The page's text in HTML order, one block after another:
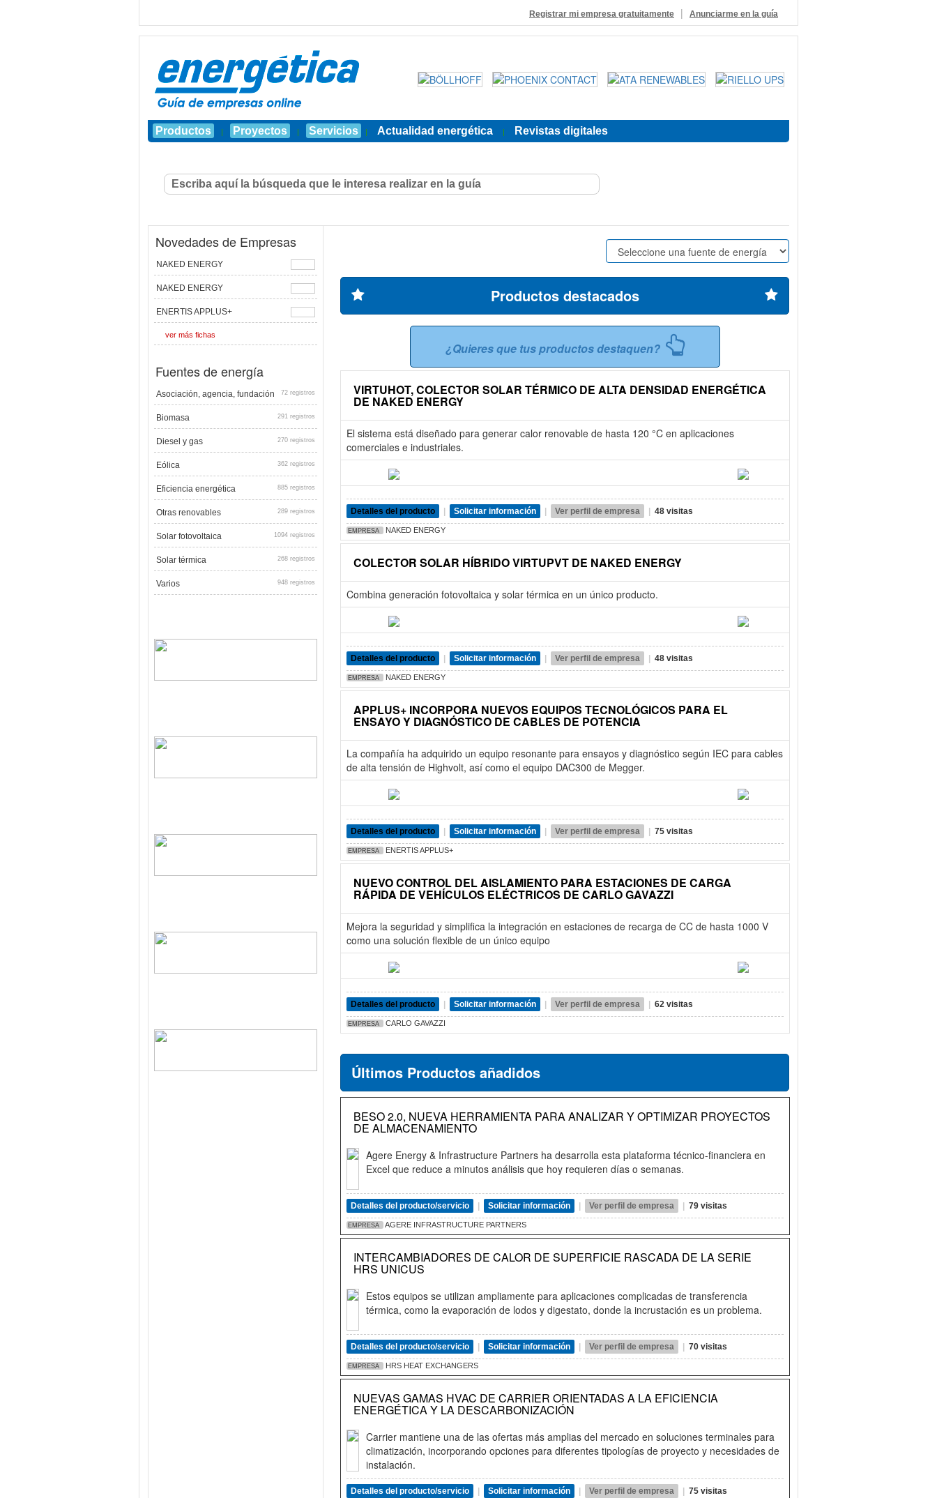
Registrar mi empresa gratuitamente | Anunciarme en la guía
Productos | Proyectos | Servicios | Actualidad energética | Revistas digitales
Novedades de Empresas
NAKED ENERGY
NAKED ENERGY
ENERTIS APPLUS+
ver más fichas
Fuentes de energía
Asociación, agencia, fundación 72 registros
Biomasa 291 registros
Diesel y gas 270 registros
Eólica 362 registros
Eficiencia energética 885 registros
Otras renovables 289 registros
Solar fotovoltaica 1094 registros
Solar térmica 268 registros
Varios 948 registros
Productos destacados
¿Quieres que tus productos destaquen?
VIRTUHOT, COLECTOR SOLAR TÉRMICO DE ALTA DENSIDAD ENERGÉTICA
DE NAKED ENERGY
El sistema está diseñado para generar calor renovable de hasta 120 °C en aplicaciones
comerciales e industriales.
Detalles del producto Solicitar información Ver perfil de empresa 48 visitas
EMPRESA NAKED ENERGY
COLECTOR SOLAR HÍBRIDO VIRTUPVT DE NAKED ENERGY
Combina generación fotovoltaica y solar térmica en un único producto.
Detalles del producto Solicitar información Ver perfil de empresa 48 visitas
EMPRESA NAKED ENERGY
APPLUS+ INCORPORA NUEVOS EQUIPOS TECNOLÓGICOS PARA EL
ENSAYO Y DIAGNÓSTICO DE CABLES DE POTENCIA
La compañía ha adquirido un equipo resonante para ensayos y diagnóstico según IEC para cables
de alta tensión de Highvolt, así como el equipo DAC300 de Megger.
Detalles del producto Solicitar información Ver perfil de empresa 75 visitas
EMPRESA ENERTIS APPLUS+
NUEVO CONTROL DEL AISLAMIENTO PARA ESTACIONES DE CARGA
RÁPIDA DE VEHÍCULOS ELÉCTRICOS DE CARLO GAVAZZI
Mejora la seguridad y simplifica la integración en estaciones de recarga de CC de hasta 1000 V
como una solución flexible de un único equipo
Detalles del producto Solicitar información Ver perfil de empresa 62 visitas
EMPRESA CARLO GAVAZZI
Últimos Productos añadidos
BESO 2.0, NUEVA HERRAMIENTA PARA ANALIZAR Y OPTIMIZAR PROYECTOS
DE ALMACENAMIENTO
Agere Energy & Infrastructure Partners ha desarrolla esta plataforma técnico-financiera en
Excel que reduce a minutos análisis que hoy requieren días o semanas.
Detalles del producto/servicio Solicitar información Ver perfil de empresa 79 visitas
EMPRESA AGERE INFRASTRUCTURE PARTNERS
INTERCAMBIADORES DE CALOR DE SUPERFICIE RASCADA DE LA SERIE
HRS UNICUS
Estos equipos se utilizan ampliamente para aplicaciones complicadas de transferencia
térmica, como la evaporación de lodos y digestato, donde la incrustación es un problema.
Detalles del producto/servicio Solicitar información Ver perfil de empresa 70 visitas
EMPRESA HRS HEAT EXCHANGERS
NUEVAS GAMAS HVAC DE CARRIER ORIENTADAS A LA EFICIENCIA
ENERGÉTICA Y LA DESCARBONIZACIÓN
Carrier mantiene una de las ofertas más amplias del mercado en soluciones terminales para
climatización, incorporando opciones para diferentes tipologías de proyecto y necesidades de
instalación.
Detalles del producto/servicio Solicitar información Ver perfil de empresa 75 visitas